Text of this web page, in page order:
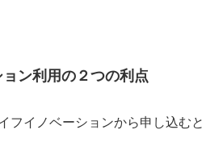
ン利用の２つの利点
フイノベーションから申し込むと